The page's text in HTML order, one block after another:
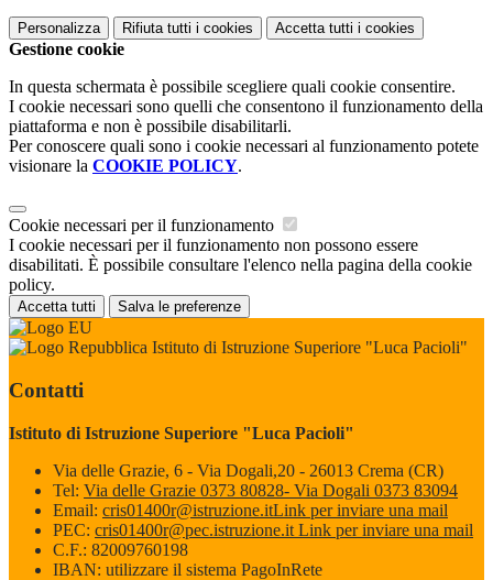
Personalizza Rifiuta tutti i cookies Accetta tutti i cookies
Gestione cookie
In questa schermata è possibile scegliere quali cookie consentire.
I cookie necessari sono quelli che consentono il funzionamento della
piattaforma e non è possibile disabilitarli.
Per conoscere quali sono i cookie necessari al funzionamento potete
visionare la COOKIE POLICY.
Cookie necessari per il funzionamento
I cookie necessari per il funzionamento non possono essere
disabilitati. È possibile consultare l'elenco nella pagina della cookie
policy.
Accetta tutti Salva le preferenze
Istituto di Istruzione Superiore "Luca Pacioli"
Contatti
Istituto di Istruzione Superiore "Luca Pacioli"
Via delle Grazie, 6 - Via Dogali,20 - 26013 Crema (CR)
Tel: Via delle Grazie 0373 80828- Via Dogali 0373 83094
Email: cris01400r@istruzione.itLink per inviare una mail
PEC: cris01400r@pec.istruzione.it Link per inviare una mail
C.F.: 82009760198
IBAN: utilizzare il sistema PagoInRete